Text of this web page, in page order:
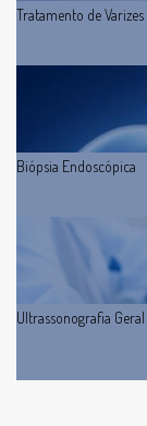
Tratamento de Varizes
Biópsia Endoscópica
Ultrassonografia